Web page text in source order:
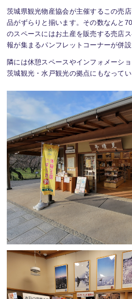
茨城県観光物産協会が主催するこの売
品がずらりと揃います。その数なんと
のスペースにはお土産を販売する売店
報が集まるパンフレットコーナーが併設
隣には休憩スペースやインフォメーシ
茨城観光・水戸観光の拠点にもなってい